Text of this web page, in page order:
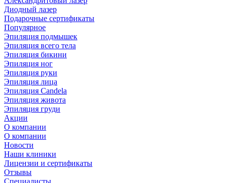
Диодный лазер
Подарочные сертификаты
Популярное
Эпиляция подмышек
Эпиляция всего тела
Эпиляция бикини
Эпиляция ног
Эпиляция руки
Эпиляция лица
Эпиляция Candela
Эпиляция живота
Эпиляция груди
Акции
О компании
О компании
Новости
Наши клиники
Лицензии и сертификаты
Отзывы